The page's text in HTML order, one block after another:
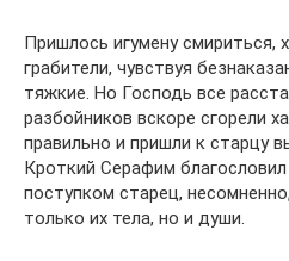
Пришлось игумену смириться,
грабители, чувствуя
тяжкие. Но Господь все
разбойников вскоре сгорели
правильно и пришли к старцу
Кроткий Серафим
поступком старец,
только их тела, но и души.